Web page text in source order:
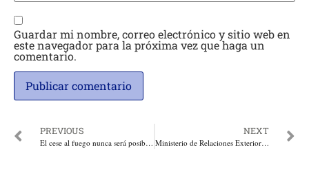
Guardar mi nombre, correo electrónico y sitio web en
este navegador para la próxima vez que haga un
comentario.
PREVIOUS
El cese al fuego nunca será posible mientras no cesen las actividades ilícitas del ELN: Lafaurie
NEXT
Ministerio de Relaciones Exteriores a la espera que Brasil materialice la extradición Jaime Saade Cormane